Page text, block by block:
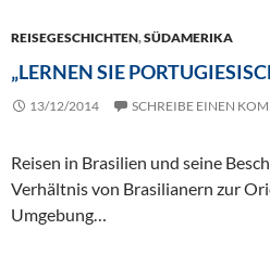
REISEGESCHICHTEN,SÜDAMERIKA
„LERNEN SIE
13/12/2014 SCHREIBE EINEN
Reisen in Brasilien und seine
Verhältnis von Brasilianern zur
Umgebung…